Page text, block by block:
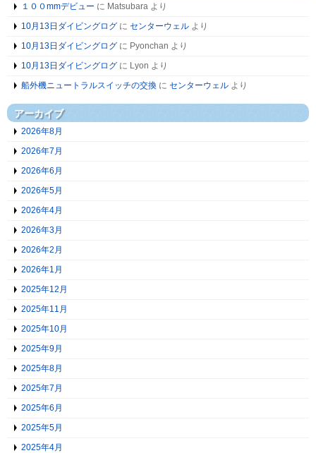
１００mmデビュー に Matsubara より
10月13日ダイビングログ に センターウェル より
10月13日ダイビングログ に Pyonchan より
10月13日ダイビングログ に Lyon より
船外機ニュートラルスイッチの交換 に センターウェル より
アーカイブ
2026年8月
2026年7月
2026年6月
2026年5月
2026年4月
2026年3月
2026年2月
2026年1月
2025年12月
2025年11月
2025年10月
2025年9月
2025年8月
2025年7月
2025年6月
2025年5月
2025年4月